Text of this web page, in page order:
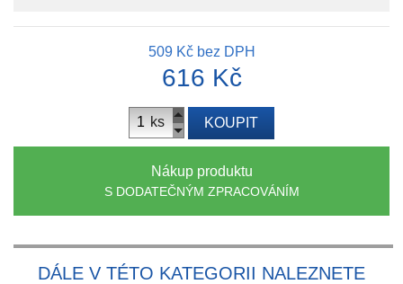
509 Kčbez DPH
616 Kč
ks KOUPIT
Nákup produktu
S DODATEČNÝM ZPRACOVÁNÍM
DÁLE V TÉTO KATEGORII NALEZNETE